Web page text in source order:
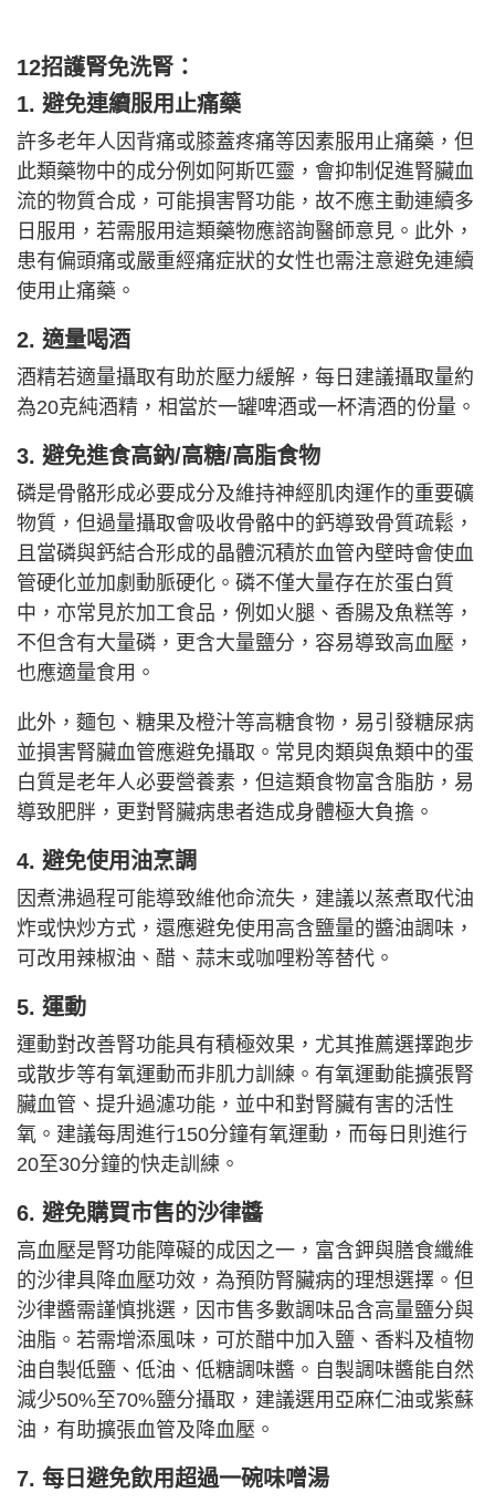
12招護腎免洗腎：
1. 避免連續服用止痛藥
許多老年人因背痛或膝蓋疼痛等因素服用止痛藥，但
此類藥物中的成分例如阿斯匹靈，會抑制促進腎臟血
流的物質合成，可能損害腎功能，故不應主動連續多
日服用，若需服用這類藥物應諮詢醫師意見。此外，
患有偏頭痛或嚴重經痛症狀的女性也需注意避免連續
使用止痛藥。
2. 適量喝酒
酒精若適量攝取有助於壓力緩解，每日建議攝取量約
為20克純酒精，相當於一罐啤酒或一杯清酒的份量。
3. 避免進食高鈉/高糖/高脂食物
磷是骨骼形成必要成分及維持神經肌肉運作的重要礦
物質，但過量攝取會吸收骨骼中的鈣導致骨質疏鬆，
且當磷與鈣結合形成的晶體沉積於血管內壁時會使血
管硬化並加劇動脈硬化。磷不僅大量存在於蛋白質
中，亦常見於加工食品，例如火腿、香腸及魚糕等，
不但含有大量磷，更含大量鹽分，容易導致高血壓，
也應適量食用。
此外，麵包、糖果及橙汁等高糖食物，易引發糖尿病
並損害腎臟血管應避免攝取。常見肉類與魚類中的蛋
白質是老年人必要營養素，但這類食物富含脂肪，易
導致肥胖，更對腎臟病患者造成身體極大負擔。
4. 避免使用油烹調
因煮沸過程可能導致維他命流失，建議以蒸煮取代油
炸或快炒方式，還應避免使用高含鹽量的醬油調味，
可改用辣椒油、醋、蒜末或咖哩粉等替代。
5. 運動
運動對改善腎功能具有積極效果，尤其推薦選擇跑步
或散步等有氧運動而非肌力訓練。有氧運動能擴張腎
臟血管、提升過濾功能，並中和對腎臟有害的活性
氧。建議每周進行150分鐘有氧運動，而每日則進行
20至30分鐘的快走訓練。
6. 避免購買市售的沙律醬
高血壓是腎功能障礙的成因之一，富含鉀與膳食纖維
的沙律具降血壓功效，為預防腎臟病的理想選擇。但
沙律醬需謹慎挑選，因市售多數調味品含高量鹽分與
油脂。若需增添風味，可於醋中加入鹽、香料及植物
油自製低鹽、低油、低糖調味醬。自製調味醬能自然
減少50%至70%鹽分攝取，建議選用亞麻仁油或紫蘇
油，有助擴張血管及降血壓。
7. 每日避免飲用超過一碗味噌湯